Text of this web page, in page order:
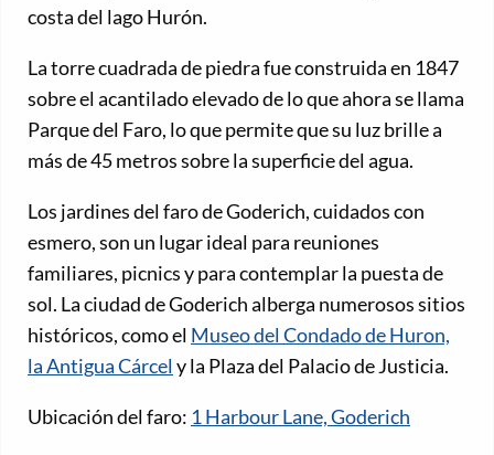
costa del lago Hurón.
La torre cuadrada de piedra fue construida en 1847
sobre el acantilado elevado de lo que ahora se llama
Parque del Faro, lo que permite que su luz brille a
más de 45 metros sobre la superficie del agua.
Los jardines del faro de Goderich, cuidados con
esmero, son un lugar ideal para reuniones
familiares, picnics y para contemplar la puesta de
sol. La ciudad de Goderich alberga numerosos sitios
históricos, como el Museo del Condado de Huron,
la Antigua Cárcel y la Plaza del Palacio de Justicia.
Ubicación del faro: 1 Harbour Lane, Goderich